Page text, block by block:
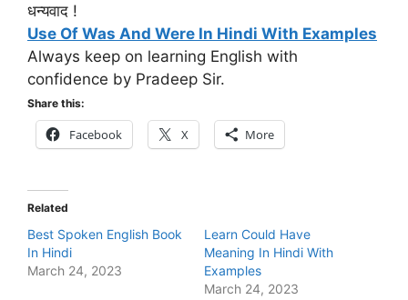
धन्यवाद !
Use Of Was And Were In Hindi With Examples
Always keep on learning English with
confidence by Pradeep Sir.
Share this:
Facebook X More
Related
Best Spoken English Book
In Hindi
March 24, 2023
Learn Could Have
Meaning In Hindi With
Examples
March 24, 2023